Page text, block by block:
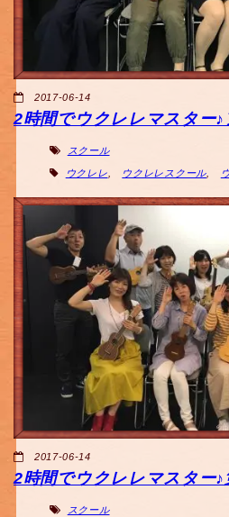
2017-06-14
2時間でウクレレマスター
スクール
ウクレレ ウクレレスクール,
2017-06-14
2時間でウクレレマスター♪
スクール